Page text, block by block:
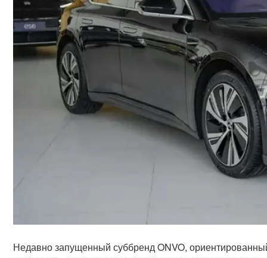
Недавно запущенный суббренд ONVO,